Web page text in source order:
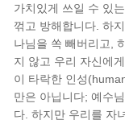
가치있게 쓰일 수 있
꺾고 방해합니다. 하
나님을 쏙 빼버리고,
지 않고 우리 자신에
이 타락한 인성
만은 아닙니다; 예수
다. 하지만 우리를 자